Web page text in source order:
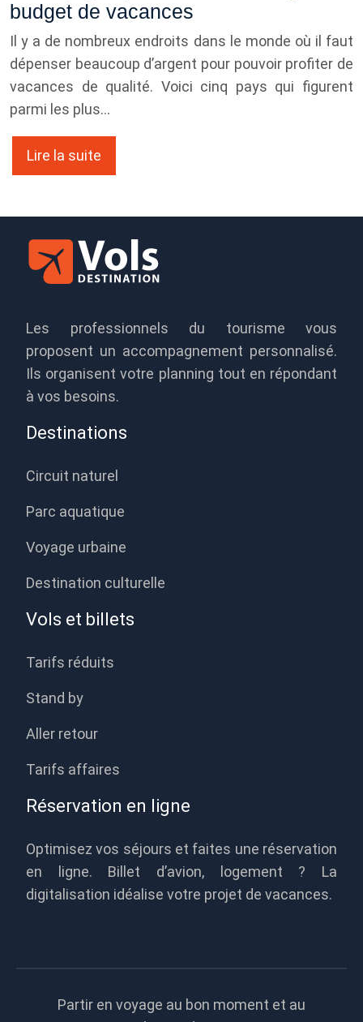
budget de vacances
Il y a de nombreux endroits dans le monde où il faut
dépenser beaucoup d’argent pour pouvoir profiter de
vacances de qualité. Voici cinq pays qui figurent
parmi les plus…
Lire la suite
Les professionnels du tourisme vous
proposent un accompagnement personnalisé.
Ils organisent votre planning tout en répondant
à vos besoins.
Destinations
Circuit naturel
Parc aquatique
Voyage urbaine
Destination culturelle
Vols et billets
Tarifs réduits
Stand by
Aller retour
Tarifs affaires
Réservation en ligne
Optimisez vos séjours et faites une réservation
en ligne. Billet d’avion, logement ? La
digitalisation idéalise votre projet de vacances.
Partir en voyage au bon moment et au